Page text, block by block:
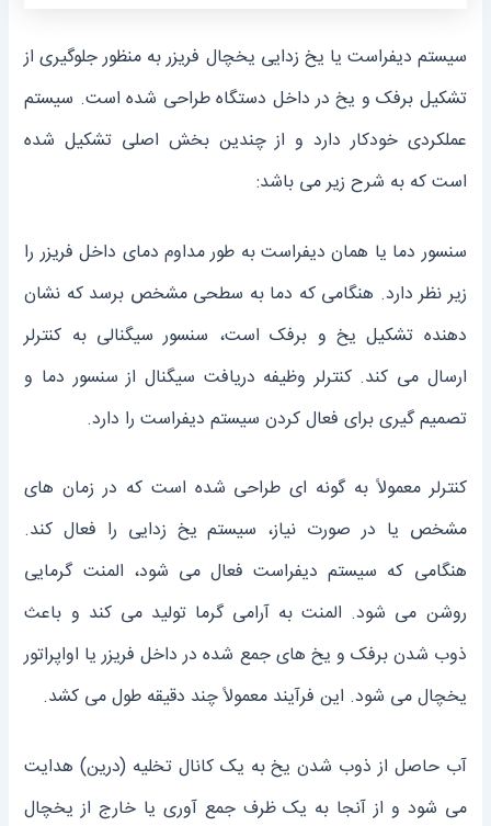
سیستم دیفراست یا یخ زدایی یخچال فریزر به منظور جلوگیری از
تشکیل برفک و یخ در داخل دستگاه طراحی شده است. سیستم
عملکردی خودکار دارد و از چندین بخش اصلی تشکیل شده
است که به شرح زیر می ‌باشد:
سنسور دما یا همان دیفراست به طور مداوم دمای داخل فریزر را
زیر نظر دارد. هنگامی که دما به سطحی مشخص برسد که نشان‌
دهنده تشکیل یخ و برفک است، سنسور سیگنالی به کنترلر
ارسال می ‌کند. کنترلر وظیفه دریافت سیگنال از سنسور دما و
تصمیم‌ گیری برای فعال کردن سیستم دیفراست را دارد.
کنترلر معمولاً به گونه ‌ای طراحی شده است که در زمان‌ های
مشخص یا در صورت نیاز، سیستم یخ زدایی را فعال کند.
هنگامی که سیستم دیفراست فعال می‌ شود، المنت گرمایی
روشن می ‌شود. المنت به آرامی گرما تولید می ‌کند و باعث
ذوب شدن برفک و یخ‌ های جمع شده در داخل فریزر یا اواپراتور
یخچال می ‌شود. این فرآیند معمولاً چند دقیقه طول می ‌کشد.
آب حاصل از ذوب شدن یخ به یک کانال تخلیه (درین) هدایت
می‌ شود و از آنجا به یک ظرف جمع ‌آوری یا خارج از یخچال